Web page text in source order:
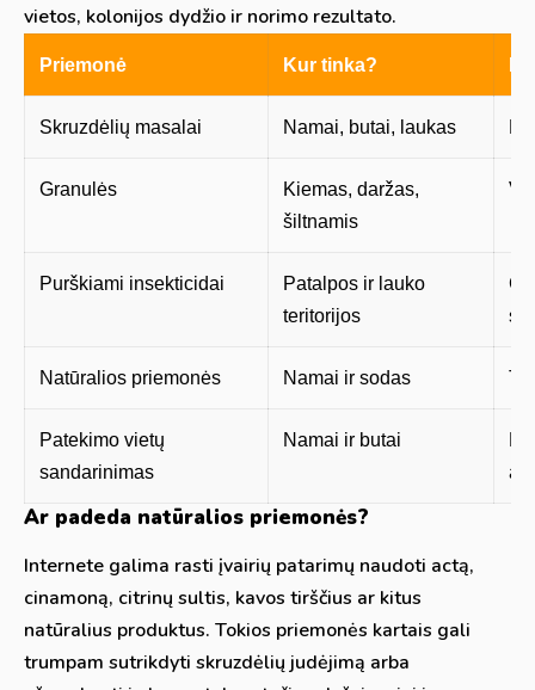
vietos, kolonijos dydžio ir norimo rezultato.
Priemonė Kur tinka?
Skruzdėlių masalai Namai, butai, laukas
Granulės
Kiemas, daržas,
šiltnamis
Purškiami insekticidai
Patalpos ir lauko
teritorijos
Natūralios priemonės Namai ir sodas
Patekimo vietų
sandarinimas
Namai ir butai
Ar padeda natūralios priemonės?
Internete galima rasti įvairių patarimų naudoti actą,
cinamoną, citrinų sultis, kavos tirščius ar kitus
natūralius produktus. Tokios priemonės kartais gali
trumpam sutrikdyti skruzdėlių judėjimą arba